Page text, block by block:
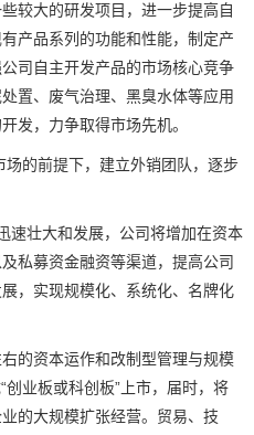
较大的研发项目，进一步提高自
产品系列的功能和性能，制定产
司自主开发产品的市场核心竞争
置、废气治理、黑臭水体等应用
发，力争取得市场先机。
的前提下，建立外销团队，逐步
速壮大和发展，公司将增加在资本
私募资金融资等渠道，提高公司
，实现规模化、系统化、名牌化
的资本运作和改制型管理与规模
创业板或科创板” 上市，届时，将
的大规模扩张经营。贸易、技